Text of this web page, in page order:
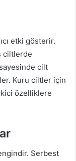
etki gösterir.
ciltlerde
cilt
Kuru ciltler için
özelliklere
Serbest